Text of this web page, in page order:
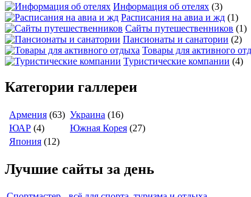
Информация об отелях (3)
Расписания на авиа и жд (1)
Сайты путешественников (1)
Пансионаты и санатории (2)
Товары для активного
Туристические компании (4)
Категории галлереи
Армения (63) Украина (16)
ЮАР (4) Южная Корея (27)
Япония (12)
Лучшие сайты за день